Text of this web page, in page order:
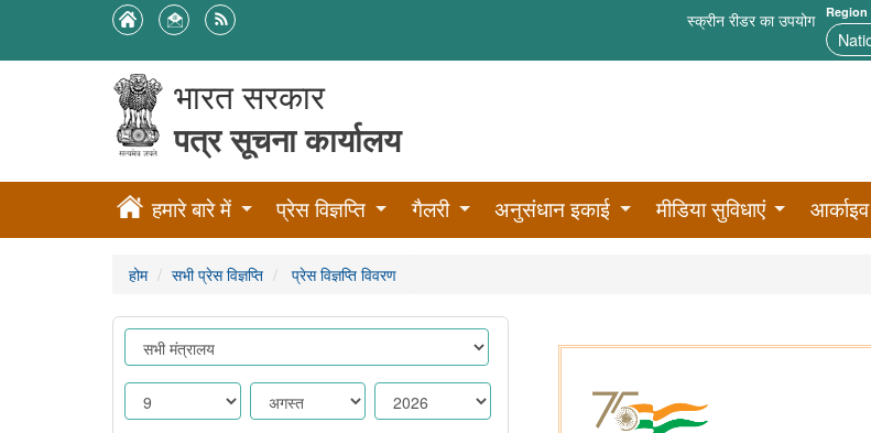
स्क्रीन रीडर का उपयोग Region
भारत सरकार
पत्र सूचना कार्यालय
हमारे बारे में प्रेस विज्ञप्ति गैलरी अनुसंधान इकाई मीडिया सुविधाएं आर्काइव
होम सभी प्रेस विज्ञप्ति प्रेस विज्ञप्ति विवरण